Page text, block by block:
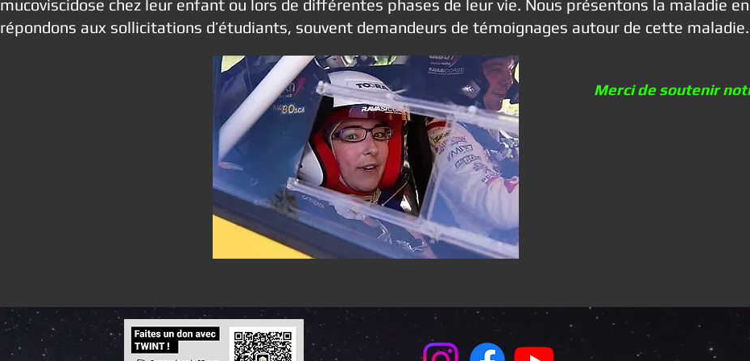
mucoviscidose chez leur enfant ou lors de différentes phases de leur vie. Nous présentons la maladie
répondons aux sollicitations d’étudiants, souvent demandeurs de témoignages autour de cette maladie.
Merci de soutenir